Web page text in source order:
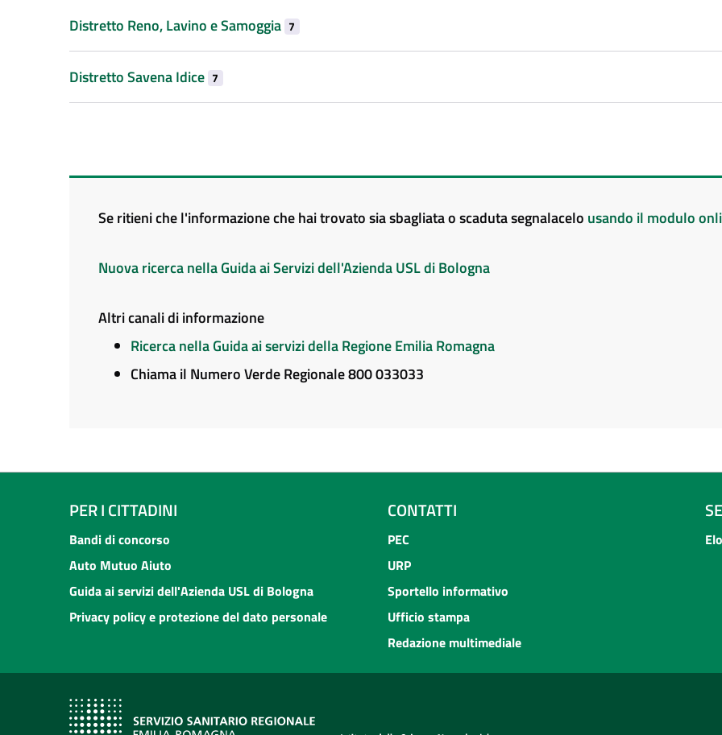
Distretto Reno, Lavino e Samoggia 7
Distretto Savena Idice 7
Se ritieni che l'informazione che hai trovato sia sbagliata o scaduta segnalacelo usando il modulo
Nuova ricerca nella Guida ai Servizi dell'Azienda USL di Bologna
Altri canali di informazione
Ricerca nella Guida ai servizi della Regione Emilia Romagna
Chiama il Numero Verde Regionale 800 033033
PER I CITTADINI
Bandi di concorso
Auto Mutuo Aiuto
Guida ai servizi dell'Azienda USL di Bologna
Privacy policy e protezione del dato personale
CONTATTI
PEC
URP
Sportello informativo
Ufficio stampa
Redazione multimediale